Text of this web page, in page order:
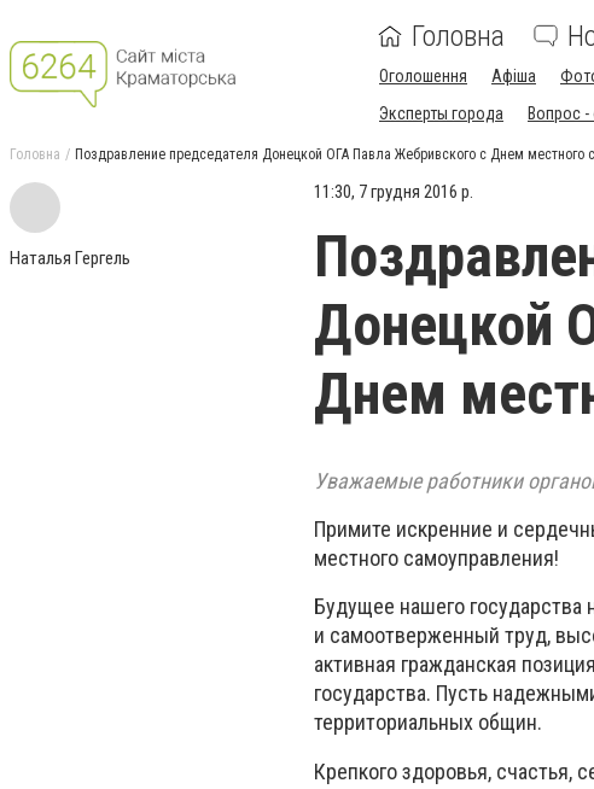
Головна
Оголошення Афіша
Эксперты города
Вопрос -
Головна Поздравление председателя Донецкой ОГА Павла Жебривского с Днем местного
Наталья Гергель
11:30, 7 грудня 2016 р.
Донецкой
Днем
Уважаемые работники
Примите искренние и
местного самоуправления!
Будущее нашего государства
и самоотверженный труд,
активная гражданская
государства. Пусть
территориальных общин.
Крепкого здоровья, счастья,